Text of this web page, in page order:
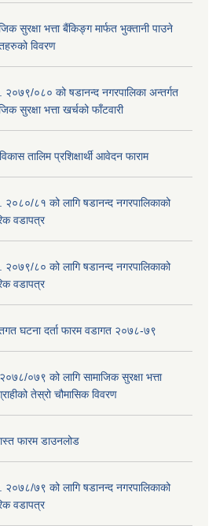
सुरक्षा भत्ता बैंकिङ्ग मार्फत भुक्तानी पाउने
विवरण
०८० को षडानन्द नगरपालिका अन्तर्गत
सुरक्षा भत्ता खर्चको फाँटवारी
तालिम प्रशिक्षार्थी आवेदन फाराम
८१ को लागि षडानन्द नगरपालिकाको
वडापत्र
८० को लागि षडानन्द नगरपालिकाको
वडापत्र
घटना दर्ता फारम वडागत २०७८-७९
०७९ को लागि सामाजिक सुरक्षा भत्ता
तेस्रो चौमासिक विवरण
फारम डाउनलोड
७९ को लागि षडानन्द नगरपालिकाको
वडापत्र